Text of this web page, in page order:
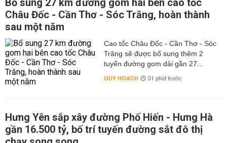
Bổ sung 27 km đường gom hai bên cao tốc
Châu Đốc - Cần Thơ - Sóc Trăng, hoàn thành
sau một năm
Cao tốc Châu Đốc - Cần Thơ - Sóc
Trăng sẽ được bổ sung thêm 2
tuyến đường gom dài gần 27...
QUY HOẠCH 01 phút trước
Hưng Yên sắp xây đường Phố Hiến - Hưng Hà
gần 16.500 tỷ, bố trí tuyến đường sắt đô thị